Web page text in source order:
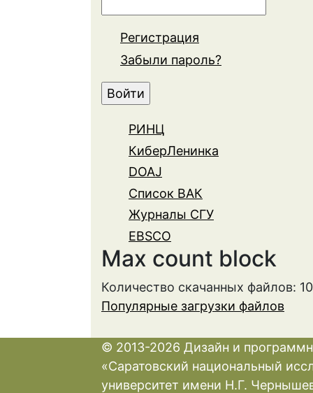
Регистрация
Забыли пароль?
РИНЦ
КиберЛенинка
DOAJ
Список ВАК
Журналы СГУ
EBSCO
Max count block
Количество скачанных файлов:
Популярные загрузки файлов
© 2013-2026 Дизайн и
«Саратовский национальный
университет имени Н.Г.